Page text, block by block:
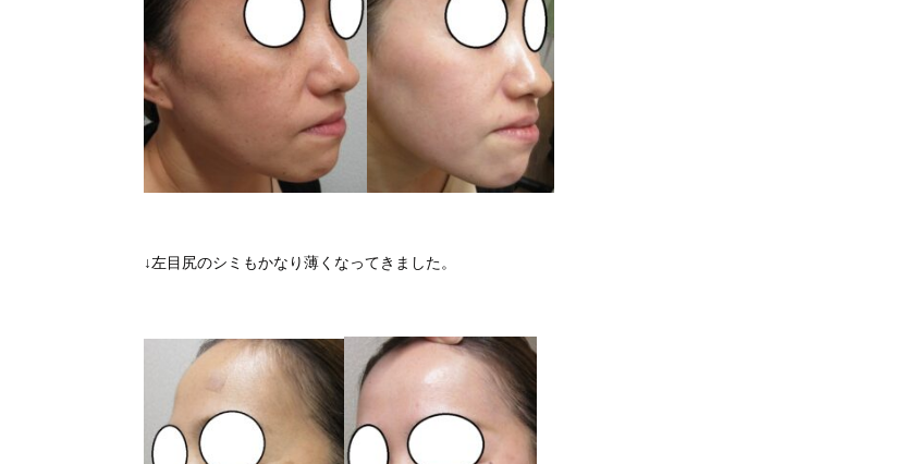
↓左目尻のシミもかなり薄くなってきました。